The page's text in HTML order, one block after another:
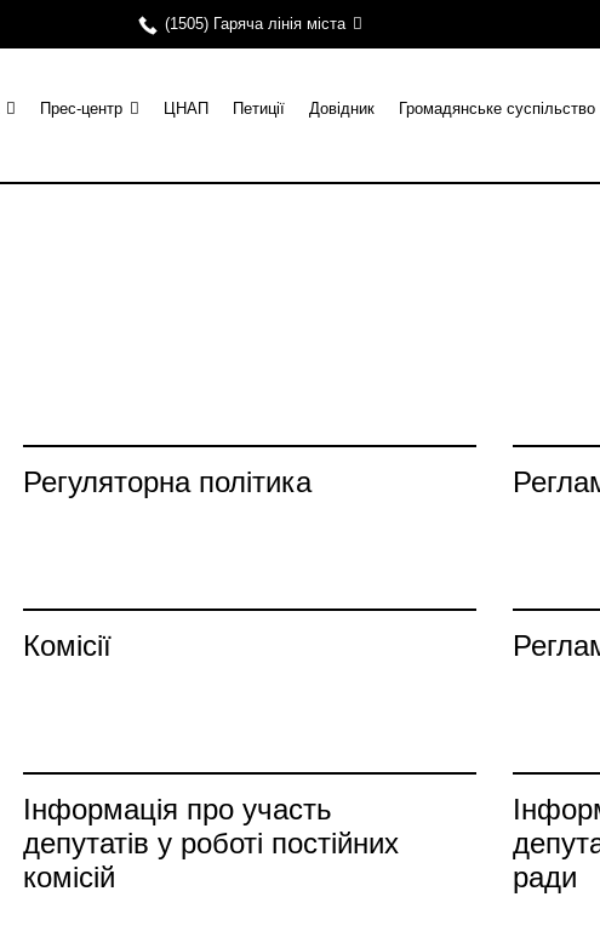
(1505) Гаряча лінія міста
Прес-центр ЦНАП Петиції Довідник Громадянське суспільство
Регуляторна політика
Комісії
Інформація про участь
депутатів у роботі постійних
комісій
ради